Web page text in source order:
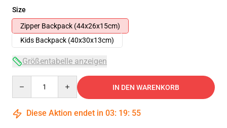
Size
Zipper Backpack (44x26x15cm)
Kids Backpack (40x30x13cm)
Größentabelle anzeigen
IN DEN WARENKORB
Diese Aktion endet in 03: 19: 54